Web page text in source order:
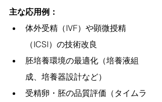
主な応用例：
体外受精（IVF）や顕微授精
（ICSI）の技術改良
胚培養環境の最適化（培養液組
成、培養器設計など）
受精卵・胚の品質評価（タイムラ